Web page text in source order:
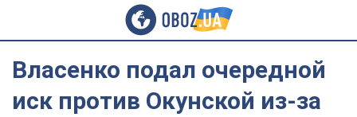
Власенко подал очередной
иск против Окунской из-за